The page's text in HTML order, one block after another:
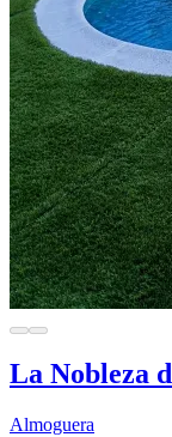
La Nobleza
Almoguera